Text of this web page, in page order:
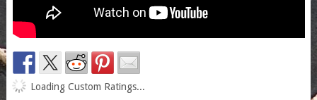
Loading Custom Ratings...